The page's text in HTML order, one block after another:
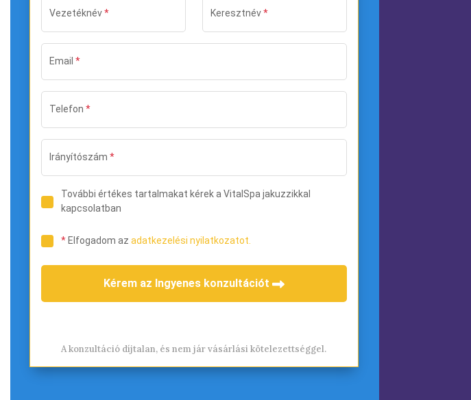
A konzultáció díjtalan, és nem jár vásárlási kötelezettséggel.